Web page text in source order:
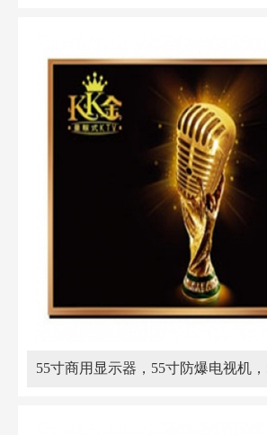
55寸商用显示器，55寸防爆电视机